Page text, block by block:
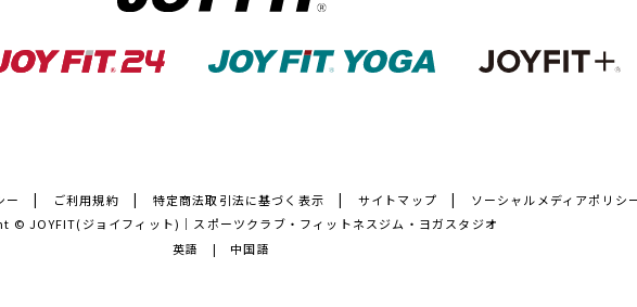
ー ご利用規約 特定商法取引法に基づく表示 サイトマップ
ソーシャルメディアポリシ
©JOYFIT(ジョイフィット)｜スポーツクラブ・フィットネスジム・ヨガスタジオ
英語
中国語